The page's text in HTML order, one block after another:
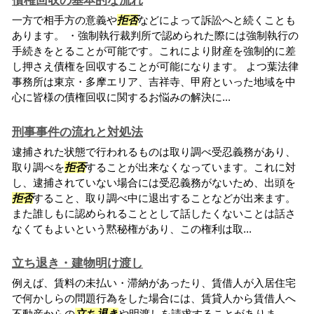
一方で相手方の意義や拒否などによって訴訟へと続くことも
あります。 ・強制執行裁判所で認められた際には強制執行の
手続きをとることが可能です。これにより財産を強制的に差
し押さえ債権を回収することが可能になります。 よつ葉法律
事務所は東京・多摩エリア、吉祥寺、甲府といった地域を中
心に皆様の債権回収に関するお悩みの解決に...
刑事事件の流れと対処法
逮捕された状態で行われるものは取り調べ受忍義務があり、
取り調べを拒否することが出来なくなっています。これに対
し、逮捕されていない場合には受忍義務がないため、出頭を
拒否すること、取り調べ中に退出することなどが出来ます。
また誰しもに認められることとして話したくないことは話さ
なくてもよいという黙秘権があり、この権利は取...
立ち退き・建物明け渡し
例えば、賃料の未払い・滞納があったり、賃借人が入居住宅
で何かしらの問題行為をした場合には、賃貸人から賃借人へ